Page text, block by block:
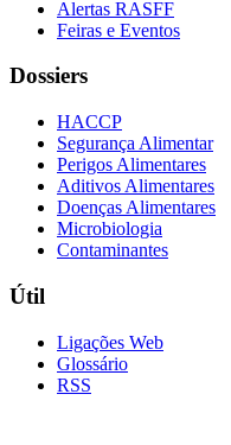
Alertas RASFF
Feiras e Eventos
Dossiers
HACCP
Segurança Alimentar
Perigos Alimentares
Aditivos Alimentares
Doenças Alimentares
Microbiologia
Contaminantes
Útil
Ligações Web
Glossário
RSS